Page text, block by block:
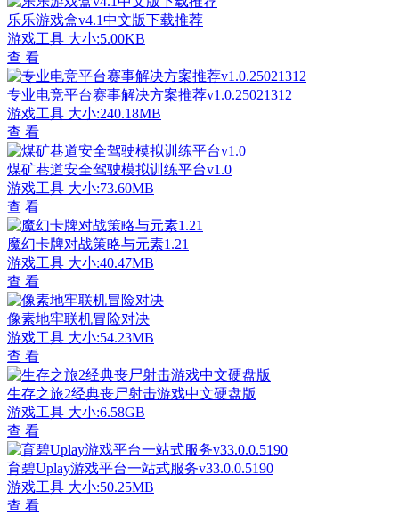
乐乐游戏盒v4.1中文版下载推荐
游戏工具 大小:5.00KB
查 看
专业电竞平台赛事解决方案推荐v1.0.25021312
游戏工具 大小:240.18MB
查 看
煤矿巷道安全驾驶模拟训练平台v1.0
游戏工具 大小:73.60MB
查 看
魔幻卡牌对战策略与元素1.21
游戏工具 大小:40.47MB
查 看
像素地牢联机冒险对决
游戏工具 大小:54.23MB
查 看
生存之旅2经典丧尸射击游戏中文硬盘版
游戏工具 大小:6.58GB
查 看
育碧Uplay游戏平台一站式服务v33.0.0.5190
游戏工具 大小:50.25MB
查 看